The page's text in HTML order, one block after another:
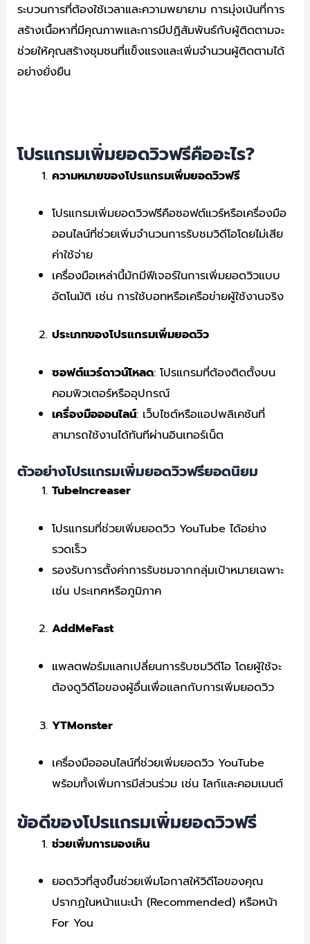
ระบวนการที่ต้องใช้เวลาและความพยายาม การมุ่งเน้นที่การ
สร้างเนื้อหาที่มีคุณภาพและการมีปฏิสัมพันธ์กับผู้ติดตามจะ
ช่วยให้คุณสร้างชุมชนที่แข็งแรงและเพิ่มจำนวนผู้ติดตามได้
อย่างยั่งยืน
โปรแกรมเพิ่มยอดวิวฟรีคืออะไร?
ความหมายของโปรแกรมเพิ่มยอดวิวฟรี
โปรแกรมเพิ่มยอดวิวฟรีคือซอฟต์แวร์หรือเครื่องมือ
ออนไลน์ที่ช่วยเพิ่มจำนวนการรับชมวิดีโอโดยไม่เสีย
ค่าใช้จ่าย
เครื่องมือเหล่านี้มักมีฟีเจอร์ในการเพิ่มยอดวิวแบบ
อัตโนมัติ เช่น การใช้บอทหรือเครือข่ายผู้ใช้งานจริง
ประเภทของโปรแกรมเพิ่มยอดวิว
ซอฟต์แวร์ดาวน์โหลด: โปรแกรมที่ต้องติดตั้งบน
คอมพิวเตอร์หรืออุปกรณ์
เครื่องมือออนไลน์: เว็บไซต์หรือแอปพลิเคชันที่
สามารถใช้งานได้ทันทีผ่านอินเทอร์เน็ต
ตัวอย่างโปรแกรมเพิ่มยอดวิวฟรียอดนิยม
TubeIncreaser
โปรแกรมที่ช่วยเพิ่มยอดวิว YouTube ได้อย่าง
รวดเร็ว
รองรับการตั้งค่าการรับชมจากกลุ่มเป้าหมายเฉพาะ
เช่น ประเทศหรือภูมิภาค
AddMeFast
แพลตฟอร์มแลกเปลี่ยนการรับชมวิดีโอ โดยผู้ใช้จะ
ต้องดูวิดีโอของผู้อื่นเพื่อแลกกับการเพิ่มยอดวิว
YTMonster
เครื่องมือออนไลน์ที่ช่วยเพิ่มยอดวิว YouTube
พร้อมทั้งเพิ่มการมีส่วนร่วม เช่น ไลก์และคอมเมนต์
ข้อดีของโปรแกรมเพิ่มยอดวิวฟรี
ช่วยเพิ่มการมองเห็น
ยอดวิวที่สูงขึ้นช่วยเพิ่มโอกาสให้วิดีโอของคุณ
ปรากฏในหน้าแนะนำ (Recommended) หรือหน้า
For You